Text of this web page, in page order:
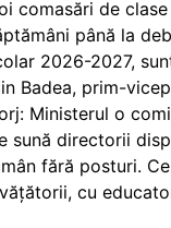
comasări de
până la
2026-2027,
Badea, prim-
Ministerul o
sună directorii
fără posturi.
cu